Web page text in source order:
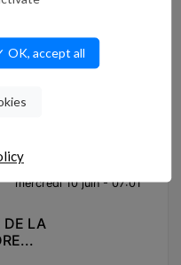
lundi 15 juin - 11:53
OBTIENT LA
de Nîmes ...
mercredi 10 juin - 07:01
DE LA
OK, accept all